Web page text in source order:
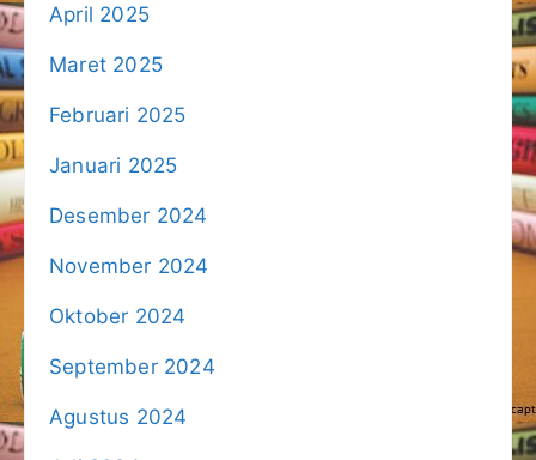
April 2025
Maret 2025
Februari 2025
Januari 2025
Desember 2024
November 2024
Oktober 2024
September 2024
Agustus 2024